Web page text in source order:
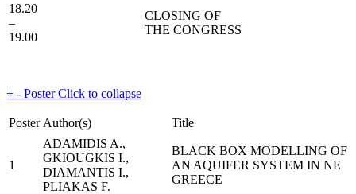
18.20
–
19.00
CLOSING OF
THE CONGRESS
+ - Poster Click to collapse
Poster Author(s) Title
1
ADAMIDIS A.,
GKIOUGKIS I.,
DIAMANTIS I.,
PLIAKAS F.
BLACK BOX MODELLING OF
AN AQUIFER SYSTEM IN NE
GREECE